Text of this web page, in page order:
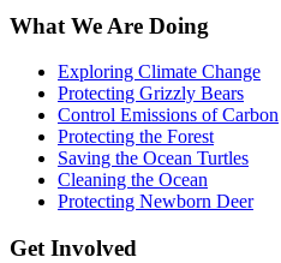
What We Are Doing
Exploring Climate Change
Protecting Grizzly Bears
Control Emissions of Carbon
Protecting the Forest
Saving the Ocean Turtles
Cleaning the Ocean
Protecting Newborn Deer
Get Involved